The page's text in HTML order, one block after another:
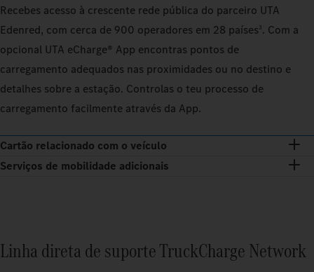
Recebes acesso à crescente rede pública do parceiro UTA
Edenred, com cerca de 900 operadores em 28 países3. Com a
opcional UTA eCharge® App encontras pontos de
carregamento adequados nas proximidades ou no destino e
detalhes sobre a estação. Controlas o teu processo de
carregamento facilmente através da App.
Cartão relacionado com o veículo
Serviços de mobilidade adicionais
Linha direta de suporte TruckCharge Network